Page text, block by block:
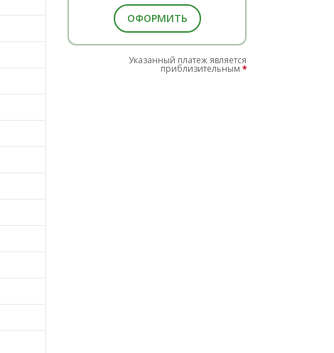
ОФОРМИТЬ
Указанный платеж является
приблизительным*